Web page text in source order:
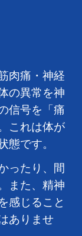
肉痛・神経
の異常を神
信号を「痛
これは体が
態です。
ったり、間
また、精神
感じること
ありませ